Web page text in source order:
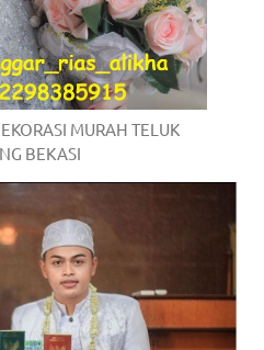
MURAH TELUK
BEKASI